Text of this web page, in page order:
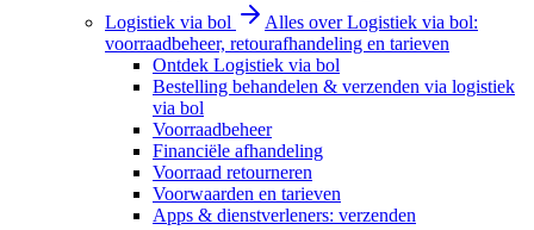
Logistiek via bol
Alles over Logistiek via bol:
voorraadbeheer, retourafhandeling en tarieven
Ontdek Logistiek via bol
Bestelling behandelen & verzenden via logistiek
via bol
Voorraadbeheer
Financiële afhandeling
Voorraad retourneren
Voorwaarden en tarieven
Apps & dienstverleners: verzenden